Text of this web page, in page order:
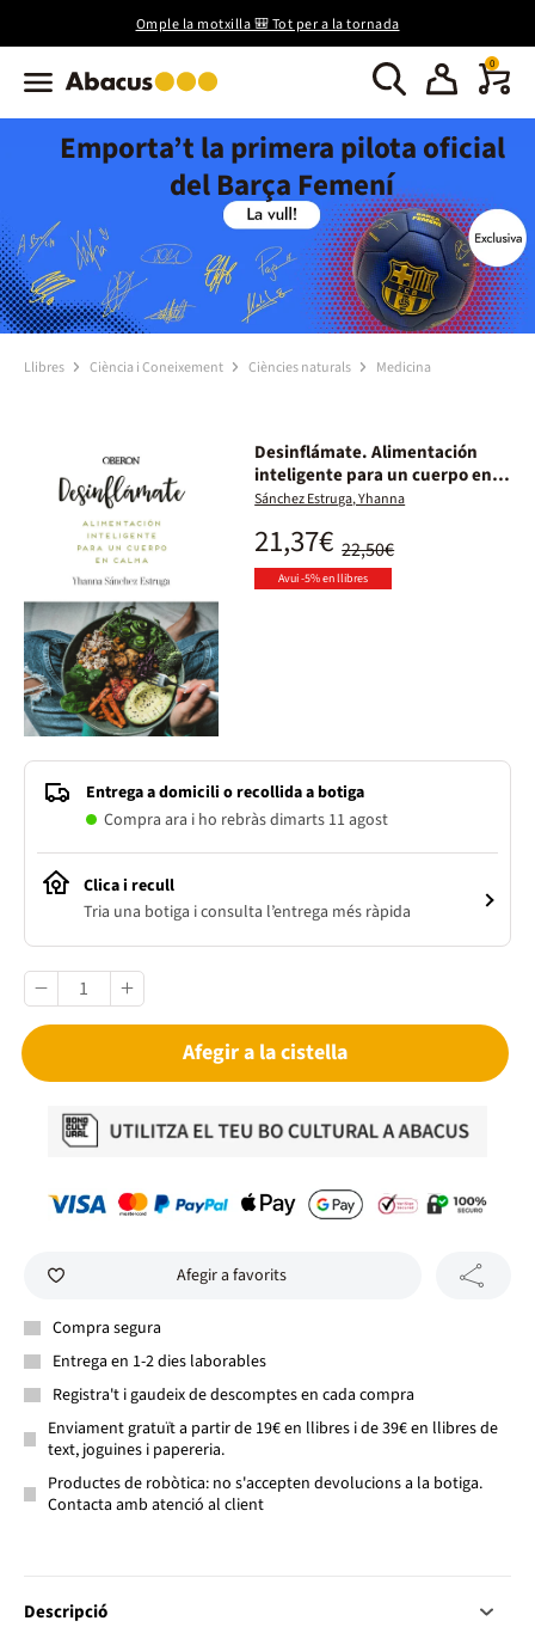
Omple la motxilla 🎒 Tot per a la tornada
0
Emporta’t la primera pilota oficial
del Barça Femení
Llibres Ciència i Coneixement Ciències naturals Medicina
Desinflámate. Alimentación
inteligente para un cuerpo en
calma
Sánchez Estruga, Yhanna
22,50€
21,37€
Avui -5% en llibres
Entrega a domicili o recollida a botiga
Compra ara i ho rebràs dimarts 11 agost
Clica i recull
Tria una botiga i consulta l’entrega més ràpida
Afegir a la cistella
Afegir a favorits
Compra segura
Entrega en 1-2 dies laborables
Registra't i gaudeix de descomptes en cada compra
Enviament gratuït a partir de 19€ en llibres i de 39€ en llibres de
text, joguines i papereria.
Productes de robòtica: no s'accepten devolucions a la botiga.
Contacta amb atenció al client
Descripció